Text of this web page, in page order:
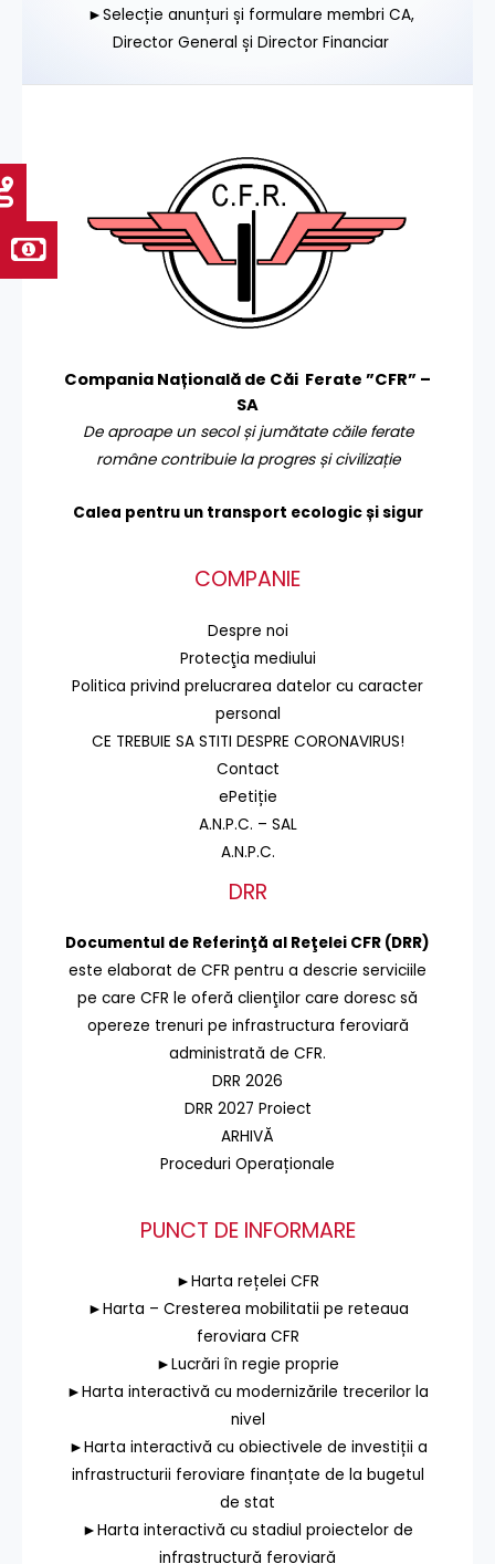
►Selecție anunțuri și formulare membri CA,
Director General și Director Financiar
Compania Națională de Căi Ferate ”CFR” –
SA
De aproape un secol și jumătate căile ferate
române contribuie la progres și civilizație
Calea pentru un transport ecologic și sigur
COMPANIE
Despre noi
Protecţia mediului
Politica privind prelucrarea datelor cu caracter
personal
CE TREBUIE SA STITI DESPRE CORONAVIRUS!
Contact
ePetiție
A.N.P.C. – SAL
A.N.P.C.
DRR
Documentul de Referinţă al Reţelei CFR (DRR)
este elaborat de CFR pentru a descrie serviciile
pe care CFR le oferă clienţilor care doresc să
opereze trenuri pe infrastructura feroviară
administrată de CFR.
DRR 2026
DRR 2027 Proiect
ARHIVĂ
Proceduri Operaționale
PUNCT DE INFORMARE
►Harta rețelei CFR
►Harta – Cresterea mobilitatii pe reteaua
feroviara CFR
►Lucrări în regie proprie
►Harta interactivă cu modernizările trecerilor la
nivel
►Harta interactivă cu obiectivele de investiții a
infrastructurii feroviare finanțate de la bugetul
de stat
►Harta interactivă cu stadiul proiectelor de
infrastructură feroviară